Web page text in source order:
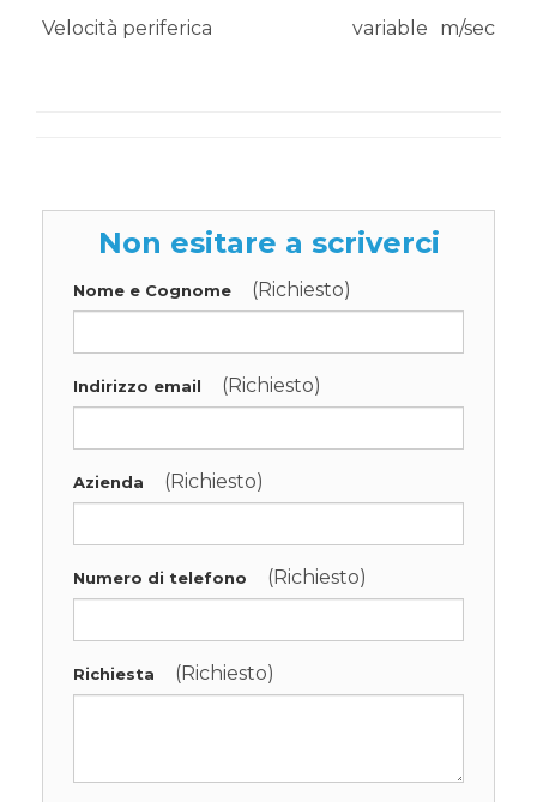
Velocità periferica
variable m/sec
Non esitare a scriverci
Nome e Cognome (Richiesto)
Indirizzo email (Richiesto)
Azienda (Richiesto)
Numero di telefono (Richiesto)
Richiesta (Richiesto)